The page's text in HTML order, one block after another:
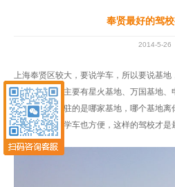
奉贤最好的驾
2014-5-26
上海奉贤区较大，要说学车，所以要说基
方，目前奉贤主要有星火基地、万国基地、
先看下驾校入驻的是哪家基地，哪个基地
接送你方便，学车也方便，这样的驾校才是